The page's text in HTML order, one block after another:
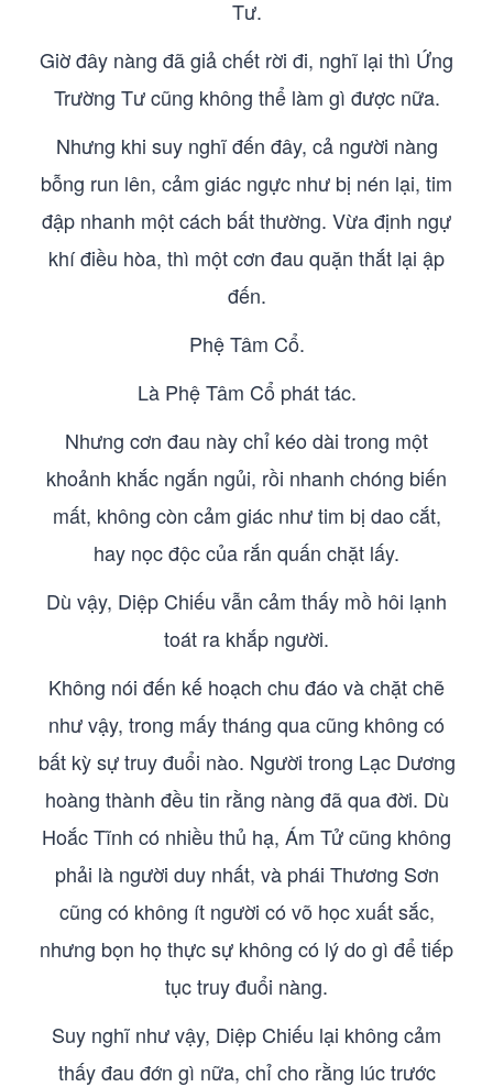
Tư.
Giờ đây nàng đã giả chết rời đi, nghĩ lại thì Ứng
Trường Tư cũng không thể làm gì được nữa.
Nhưng khi suy nghĩ đến đây, cả người nàng
bỗng run lên, cảm giác ngực như bị nén lại, tim
đập nhanh một cách bất thường. Vừa định ngự
khí điều hòa, thì một cơn đau quặn thắt lại ập
đến.
Phệ Tâm Cổ.
Là Phệ Tâm Cổ phát tác.
Nhưng cơn đau này chỉ kéo dài trong một
khoảnh khắc ngắn ngủi, rồi nhanh chóng biến
mất, không còn cảm giác như tim bị dao cắt,
hay nọc độc của rắn quấn chặt lấy.
Dù vậy, Diệp Chiếu vẫn cảm thấy mồ hôi lạnh
toát ra khắp người.
Không nói đến kế hoạch chu đáo và chặt chẽ
như vậy, trong mấy tháng qua cũng không có
bất kỳ sự truy đuổi nào. Người trong Lạc Dương
hoàng thành đều tin rằng nàng đã qua đời. Dù
Hoắc Tĩnh có nhiều thủ hạ, Ám Tử cũng không
phải là người duy nhất, và phái Thương Sơn
cũng có không ít người có võ học xuất sắc,
nhưng bọn họ thực sự không có lý do gì để tiếp
tục truy đuổi nàng.
Suy nghĩ như vậy, Diệp Chiếu lại không cảm
thấy đau đớn gì nữa, chỉ cho rằng lúc trước